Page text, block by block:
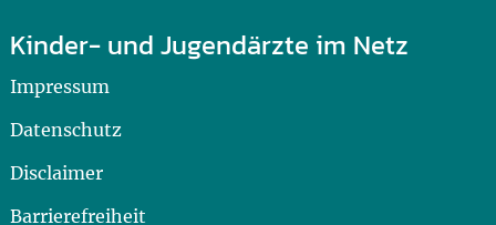
Kinder- und Jugendärzte im Netz
Impressum
Datenschutz
Disclaimer
Barrierefreiheit